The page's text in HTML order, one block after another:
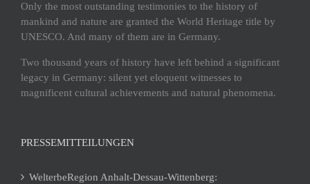
Only the most outstanding testimonies to the history of
mankind and nature are granted the World Heritage title by
UNESCO. And many of them are in Germany.
Two thousand years of history have left behind a significant
legacy in Germany: silent yet eloquent witnesses to
magnificent cultural achievements and natural phenomena.
PRESSEMITTEILUNGEN
WelterbeRegion Anhalt-Dessau-Wittenberg: